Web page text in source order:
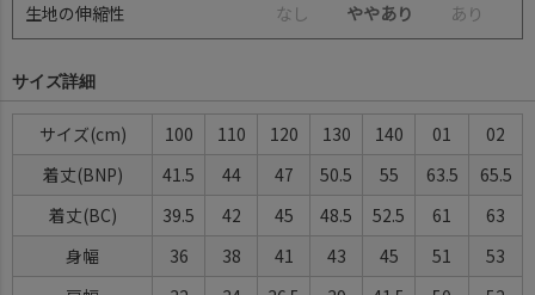
生地の伸縮性 な し ややあり あ り
サイズ詳細
サイズ 100 110 120 130 140 01
02
着丈(BNP)
41.5 44 47 50.5 55 63.5
65.5
着丈(BC)
39.5 42 45 48.5 52.5 61
63
身幅
36 38 41 43 45 51
53